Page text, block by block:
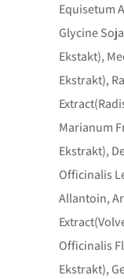
Equisetum
Glycine
Ekstakt),
Ekstrakt),
Marianum
Ekstrakt),
Officinalis
Allantoin,
Officinalis
Ekstrakt),